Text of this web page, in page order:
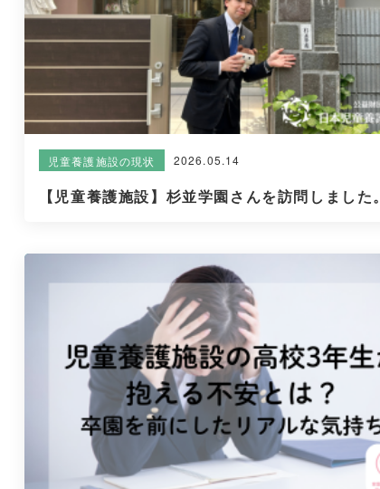
児童養護施設の現状 2026.05.14
【児童養護施設】杉並学園さんを訪問しました。